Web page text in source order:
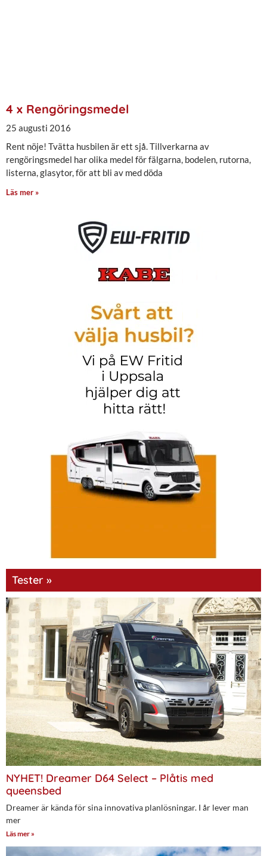
4 x Rengöringsmedel
25 augusti 2016
Rent nöje! Tvätta husbilen är ett sjå. Tillverkarna av
rengöringsmedel har olika medel för fälgarna, bodelen, rutorna,
listerna, glasytor, för att bli av med döda
Läs mer »
Tester »
NYHET! Dreamer D64 Select – Plåtis med
queensbed
Dreamer är kända för sina innovativa planlösningar. I år lever man
mer
Läs mer »